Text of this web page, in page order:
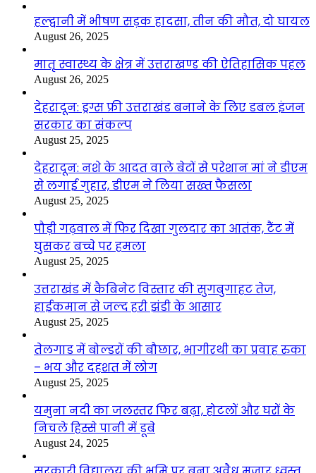
हल्द्वानी में भीषण सड़क हादसा, तीन की मौत, दो घायल
August 26, 2025
मातृ स्वास्थ्य के क्षेत्र में उत्तराखण्ड की ऐतिहासिक पहल
August 26, 2025
देहरादून: ड्रग्स फ्री उत्तराखंड बनाने के लिए डबल इंजन
सरकार का संकल्प
August 25, 2025
देहरादून: नशे के आदत वाले बेटों से परेशान मां ने डीएम
से लगाई गुहार, डीएम ने लिया सख्त फैसला
August 25, 2025
पौड़ी गढ़वाल में फिर दिखा गुलदार का आतंक, टैंट में
घुसकर बच्चे पर हमला
August 25, 2025
उत्तराखंड में कैबिनेट विस्तार की सुगबुगाहट तेज,
हाईकमान से जल्द हरी झंडी के आसार
August 25, 2025
तेलगाड में बोल्डरों की बौछार, भागीरथी का प्रवाह रुका
– भय और दहशत में लोग
August 25, 2025
यमुना नदी का जलस्तर फिर बढ़ा, होटलों और घरों के
निचले हिस्से पानी में डूबे
August 24, 2025